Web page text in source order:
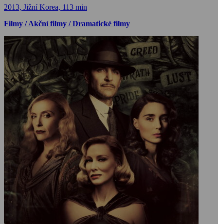
2013, Jižní Korea, 113 min
Filmy / Akční filmy / Dramatické filmy